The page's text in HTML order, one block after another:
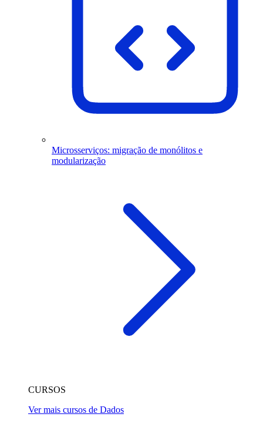
Microsserviços: migração de monólitos e
modularização
CURSOS
Ver mais cursos de Dados